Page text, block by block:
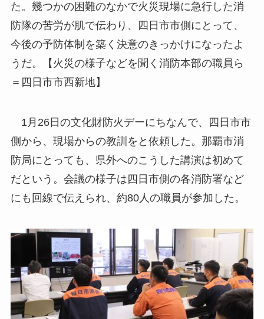
た。幾つかの困難のなかで火災現場に急行した消
防隊の苦労が肌で伝わり、四日市市側にとって、
今後の予防体制を築く決意のきっかけになったよ
うだ。【火災の様子などを聞く消防本部の職員ら
＝四日市市西新地】
1月26日の文化財防火デーにちなんで、四日市市
側から、現場からの教訓をと依頼した。那覇市消
防局にとっても、県外へのこうした講演は初めて
だという。会議の様子は四日市側の各消防署など
にも回線で伝えられ、約80人の職員が参加した。